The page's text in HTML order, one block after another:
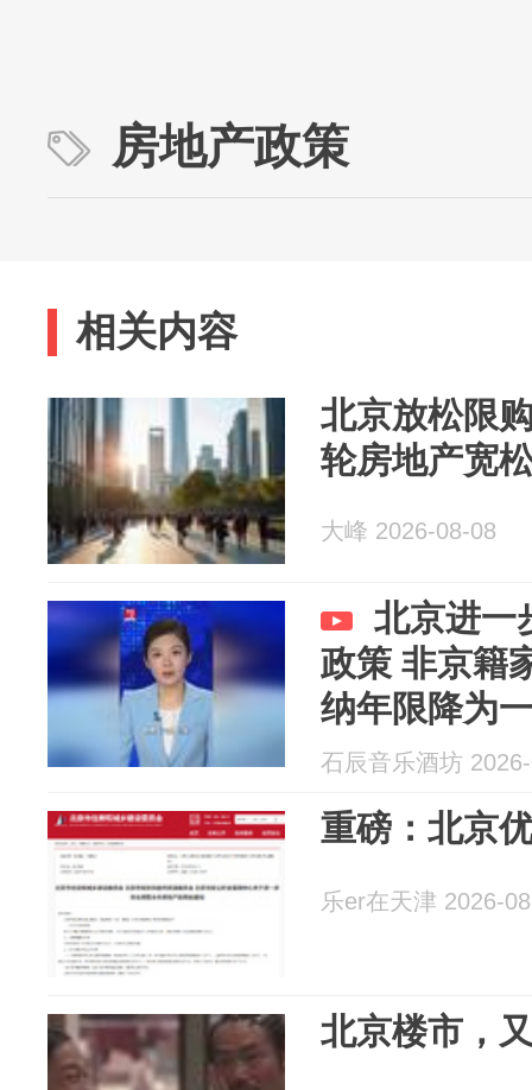
房地产政策
相关内容
北京放松限
轮房地产宽
大峰 2026-08-08
北京进一
政策 非京籍
纳年限降为
石辰音乐酒坊
重磅：北京
乐er在天津 2026-
北京楼市，